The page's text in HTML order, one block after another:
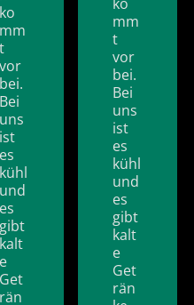
ko
mm
t
vor
bei.
Bei
uns
ist
es
kühl
und
es
gibt
kalt
e
Get
rän
mm
t
vor
bei.
Bei
uns
ist
es
kühl
und
es
gibt
kalt
e
Get
rän